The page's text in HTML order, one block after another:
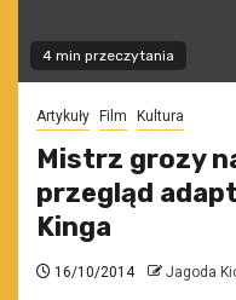
4 min przeczytania
Artykuły Film Kultura
Mistrz grozy
przegląd
Kinga
16/10/2014 Jagoda